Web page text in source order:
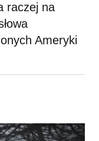
raczej na
Ameryki